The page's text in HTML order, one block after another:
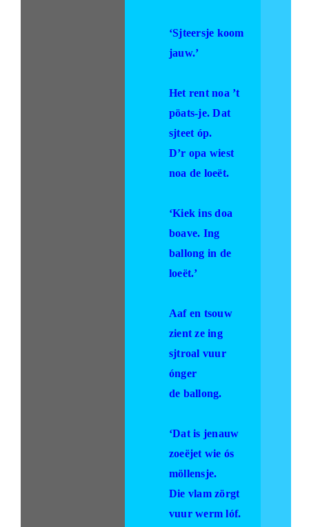
‘Sjteersje koom
jauw.’
Het rent noa ’t
pöats-je. Dat
sjteet óp.
D’r opa wiest
noa de loeët.
‘Kiek ins doa
boave. Ing
ballong in de
loeët.’
Aaf en tsouw
zient ze ing
sjtroal vuur
ónger
de ballong.
‘Dat is jenauw
zoeëjet wie ós
möllensje.
Die vlam zörgt
vuur werm lóf.